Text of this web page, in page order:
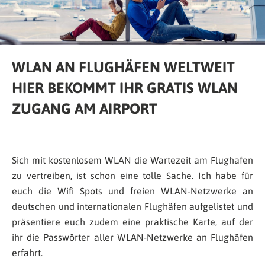
WLAN AN FLUGHÄFEN WELTWEIT
HIER BEKOMMT IHR GRATIS WLAN
ZUGANG AM AIRPORT
Sich mit kostenlosem WLAN die Wartezeit am Flughafen
zu vertreiben, ist schon eine tolle Sache. Ich habe für
euch die Wifi Spots und freien WLAN-Netzwerke an
deutschen und internationalen Flughäfen aufgelistet und
präsentiere euch zudem eine praktische Karte, auf der
ihr die Passwörter aller WLAN-Netzwerke an Flughäfen
erfahrt.